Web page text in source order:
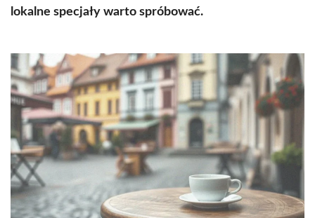
lokalne specjały warto spróbować.